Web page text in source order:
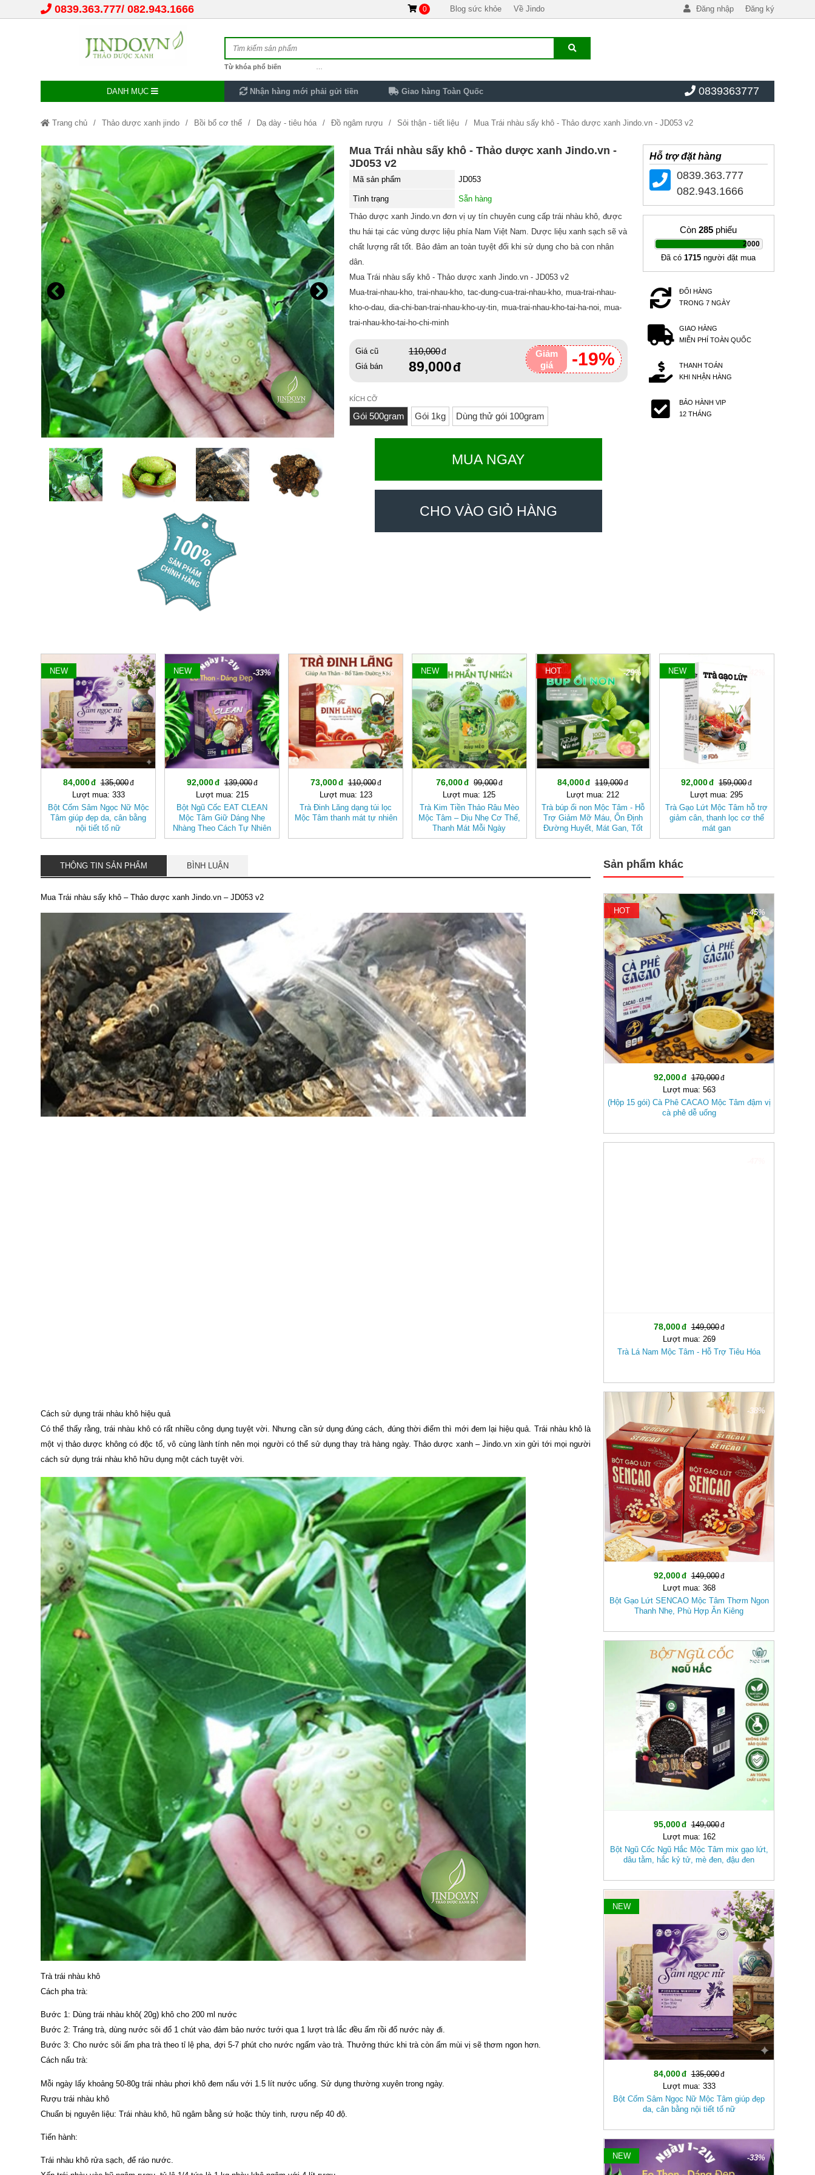
0839.363.777 082.943.1666 0 Blog sức khỏe Về Jindo Đăng nhập Đăng ký
Từ khóa phổ biến
DANH MỤC Nhận hàng mới phải gửi tiền Giao hàng Toàn Quốc 0839363777
Trang chủ Thảo dược xanh jindo Bồi bổ cơ thể Dạ dày - tiêu hóa Đồ ngâm rượu Sỏi thận - tiết liệu Mua Trái nhàu sấy khô - Thảo dược xanh Jindo.vn - JD053 v2
Mua Trái nhàu sấy khô - Thảo dược xanh Jindo.vn -
JD053 v2
Mã sản phẩm JD053
Tình trạng
Sẵn hàng
Thảo dược xanh Jindo.vn đơn vị uy tín chuyên cung cấp trái nhàu khô, được
thu hái tại các vùng dược liệu phía Nam Việt Nam. Dược liệu xanh sạch sẽ và
chất lượng rất tốt. Bảo đảm an toàn tuyệt đối khi sử dụng cho bà con nhân
dân.
Mua Trái nhàu sấy khô - Thảo dược xanh Jindo.vn - JD053 v2
Mua-trai-nhau-kho, trai-nhau-kho, tac-dung-cua-trai-nhau-kho, mua-trai-nhau-
kho-o-dau, dia-chi-ban-trai-nhau-kho-uy-tin, mua-trai-nhau-kho-tai-ha-noi, mua-
trai-nhau-kho-tai-ho-chi-minh
Giảm
giá
-19%
Giá cũ 110,000
Giá bán 89,000
KÍCH CỠ
Gói 500gram Gói 1kg Dùng thử gói 100gram
MUA NGAY
CHO VÀO GIỎ HÀNG
Hỗ trợ đặt hàng
0839.363.777
082.943.1666
Còn285 phiếu
2000
|
Đã có1715 người đặt mua
ĐỔI HÀNG
TRONG 7 NGÀY
GIAO HÀNG
MIỄN PHÍ TOÀN QUỐC
THANH TOÁN
KHI NHẬN HÀNG
BẢO HÀNH VIP
12 THÁNG
-37%
NEW
84,000
135,000
Lượt mua: 333
Bột Cốm Sâm Ngọc Nữ Mộc
Tâm giúp đẹp da, cân bằng
nội tiết tố nữ
-33%
NEW
92,000
139,000
Lượt mua: 215
Bột Ngũ Cốc EAT CLEAN
Mộc Tâm Giữ Dáng Nhẹ
Nhàng Theo Cách Tự Nhiên
-33%
73,000
110,000
Lượt mua: 123
Trà Đinh Lăng dạng túi lọc
Mộc Tâm thanh mát tự nhiên
-23%
NEW
76,000
99,000
Lượt mua: 125
Trà Kim Tiền Thảo Râu Mèo
Mộc Tâm – Dịu Nhẹ Cơ Thể,
Thanh Mát Mỗi Ngày
-29%
HOT
84,000
119,000
Lượt mua: 212
Trà búp ổi non Mộc Tâm - Hỗ
Trợ Giảm Mỡ Máu, Ổn Định
Đường Huyết, Mát Gan, Tốt
Cho Tim Mạch- Hệ Tiêu Hóa
NEW
92,000
159,000
Lượt mua: 295
Trà Gạo Lứt Mộc Tâm hỗ trợ
giảm cân, thanh lọc cơ thể
mát gan
THÔNG TIN SẢN PHẨM BÌNH LUẬN
Mua Trái nhàu sấy khô – Thảo dược xanh Jindo.vn – JD053 v2
Cách sử dụng trái nhàu khô hiệu quả
Có thể thấy rằng, trái nhàu khô có rất nhiều công dụng tuyệt vời. Nhưng cần sử dụng đúng cách, đúng thời điểm thì mới đem lại hiệu quả. Trái nhàu khô là
một vị thảo dược không có độc tố, vô cùng lành tính nên mọi người có thể sử dụng thay trà hàng ngày. Thảo dược xanh – Jindo.vn xin gửi tới mọi người
cách sử dụng trái nhàu khô hữu dụng một cách tuyệt vời.
Trà trái nhàu khô
Cách pha trà:
Bước 1: Dùng trái nhàu khô( 20g) khô cho 200 ml nước
Bước 2: Tráng trà, dùng nước sôi đổ 1 chút vào đảm bảo nước tưới qua 1 lượt trà lắc đều ấm rồi đổ nước này đi.
Bước 3: Cho nước sôi ấm pha trà theo tỉ lệ pha, đợi 5-7 phút cho nước ngấm vào trà. Thưởng thức khi trà còn ấm mùi vị sẽ thơm ngon hơn.
Cách nấu trà:
Mỗi ngày lấy khoảng 50-80g trái nhàu phơi khô đem nấu với 1.5 lít nước uống. Sử dụng thường xuyên trong ngày.
Rượu trái nhàu khô
Chuẩn bị nguyên liệu: Trái nhàu khô, hũ ngâm bằng sứ hoặc thủy tinh, rượu nếp 40 độ.
Tiến hành:
Trái nhàu khô rửa sạch, để ráo nước.
Sản phẩm khác
-45%
HOT
92,000
170,000
Lượt mua: 563
(Hộp 15 gói) Cà Phê CACAO Mộc Tâm đậm vị
cà phê dễ uống
78,000
149,000
Lượt mua: 269
Trà Lá Nam Mộc Tâm - Hỗ Trợ Tiêu Hóa
-38%
92,000
149,000
Lượt mua: 368
Bột Gạo Lứt SENCAO Mộc Tâm Thơm Ngon
Thanh Nhẹ, Phù Hợp Ăn Kiêng
-36%
95,000
149,000
Lượt mua: 162
Bột Ngũ Cốc Ngũ Hắc Mộc Tâm mix gạo lứt,
dâu tằm, hắc kỷ tử, mè đen, đậu đen
-37%
NEW
84,000
135,000
Lượt mua: 333
Bột Cốm Sâm Ngọc Nữ Mộc Tâm giúp đẹp
da, cân bằng nội tiết tố nữ
-33%
NEW